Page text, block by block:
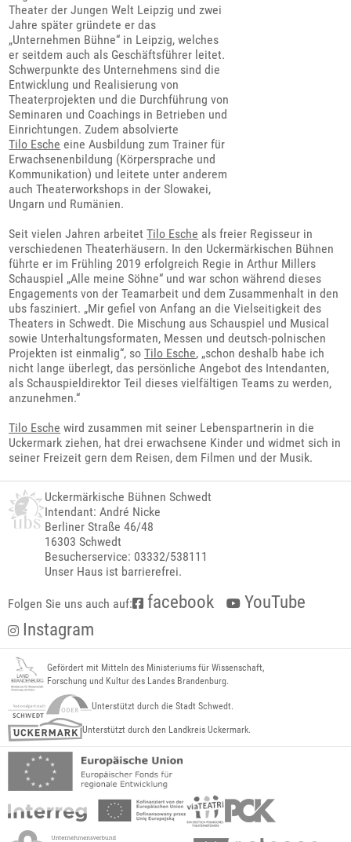
Theater der Jungen Welt Leipzig und zwei
Jahre später gründete er das
„Unternehmen Bühne“ in Leipzig, welches
er seitdem auch als Geschäftsführer leitet.
Schwerpunkte des Unternehmens sind die
Entwicklung und Realisierung von
Theaterprojekten und die Durchführung von
Seminaren und Coachings in Betrieben und
Einrichtungen. Zudem absolvierte
Tilo Esche eine Ausbildung zum Trainer für
Erwachsenenbildung (Körpersprache und
Kommunikation) und leitete unter anderem
auch Theaterworkshops in der Slowakei,
Ungarn und Rumänien.
Seit vielen Jahren arbeitetTilo Esche als freier Regisseur in
verschiedenen Theaterhäusern. In den Uckermärkischen Bühnen
führte er im Frühling 2019 erfolgreich Regie in Arthur Millers
Schauspiel „Alle meine Söhne“ und war schon während dieses
Engagements von der Teamarbeit und dem Zusammenhalt in den
ubs fasziniert. „Mir gefiel von Anfang an die Vielseitigkeit des
Theaters in Schwedt. Die Mischung aus Schauspiel und Musical
sowie Unterhaltungsformaten, Messen und deutsch-polnischen
Projekten ist einmalig“, soTilo Esche, „schon deshalb habe ich
nicht lange überlegt, das persönliche Angebot des Intendanten,
als Schauspieldirektor Teil dieses vielfältigen Teams zu werden,
anzunehmen.“
Tilo Esche wird zusammen mit seiner Lebenspartnerin in die
Uckermark ziehen, hat drei erwachsene Kinder und widmet sich in
seiner Freizeit gern dem Reisen, dem Filmen und der Musik.
Uckermärkische Bühnen Schwedt
Intendant: André Nicke
Berliner Straße 46/48
16303 Schwedt
Besucherservice: 03332/538111
Unser Haus ist barrierefrei.
Folgen Sie uns auch auf: facebook
YouTube
Instagram
Gefördert mit Mitteln des Ministeriums für Wissenschaft,
Forschung und Kultur des Landes Brandenburg.
Unterstützt durch die Stadt Schwedt.
Unterstützt durch den Landkreis Uckermark.